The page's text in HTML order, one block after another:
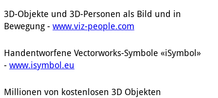
3D-Objekte und 3D-Personen als Bild und in
Bewegung - www.viz-people.com
Handentworfene Vectorworks-Symbole «iSymbol»
- www.isymbol.eu
Millionen von kostenlosen 3D Objekten